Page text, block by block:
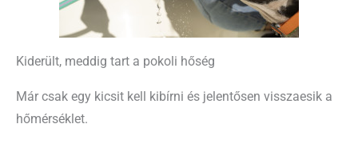
Kiderült, meddig tart a pokoli hőség
Már csak egy kicsit kell kibírni és jelentősen visszaesik a
hőmérséklet.